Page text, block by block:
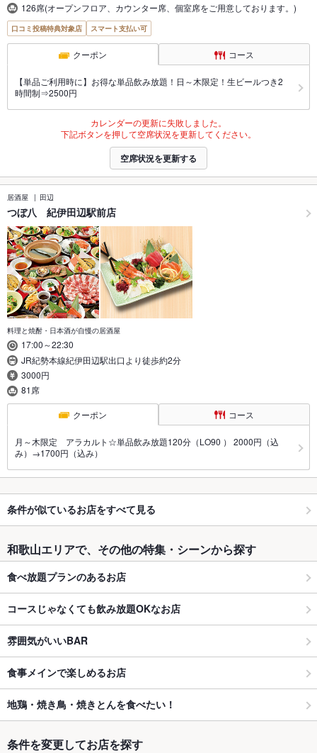
126席(オープンフロア、カウンター席、個室席をご用意しております。)
口コミ投稿特典対象店 スマート支払い可
クーポン コース
【単品ご利用時に】お得な単品飲み放題！日～木限定！生ビールつき2
時間制⇒2500円
カレンダーの更新に失敗しました。
下記ボタンを押して空席状況を更新してください。
空席状況を更新する
居酒屋 田辺
つぼ八 紀伊田辺駅前店
料理と焼酎・日本酒が自慢の居酒屋
17:00～22:30
JR紀勢本線紀伊田辺駅出口より徒歩約2分
3000円
81席
クーポン コース
月～木限定 アラカルト☆単品飲み放題120分（LO90 ） 2000円（込
み）→1700円（込み）
条件が似ているお店をすべて見る
和歌山エリアで、その他の特集・シーンから探す
食べ放題プランのあるお店
コースじゃなくても飲み放題OKなお店
雰囲気がいいBAR
食事メインで楽しめるお店
地鶏・焼き鳥・焼きとんを食べたい！
条件を変更してお店を探す